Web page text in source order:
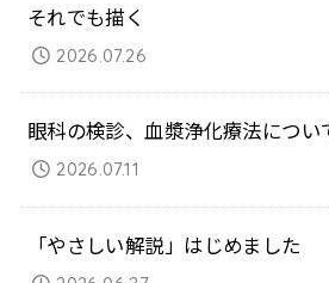
それでも描く
2026.07.26
眼科の検診、血漿浄化療法につい
2026.07.11
「やさしい解説」はじめました